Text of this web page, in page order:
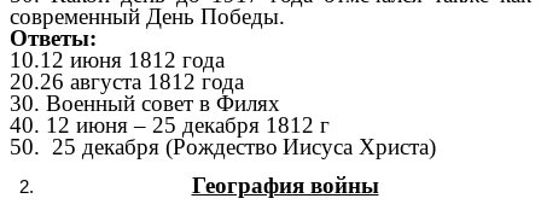
современный День Победы.
Ответы:
10.12 июня 1812 года
20.26 августа 1812 года
30. Военный совет в Филях
40. 12 июня – 25 декабря 1812 г
50. 25 декабря (Рождество Иисуса Христа)
География войны